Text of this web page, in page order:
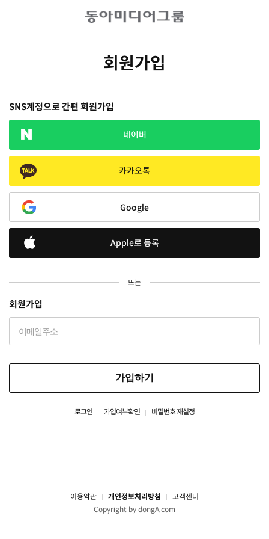
회원가입
SNS계정으로 간편 회원가입
네이버
카카오톡
Google
Apple로 등록
또는
회원가입
가입하기
로그인 가입여부확인 비밀번호 재설정
이용약관 개인정보처리방침
고객센터
Copyright by dongA.com